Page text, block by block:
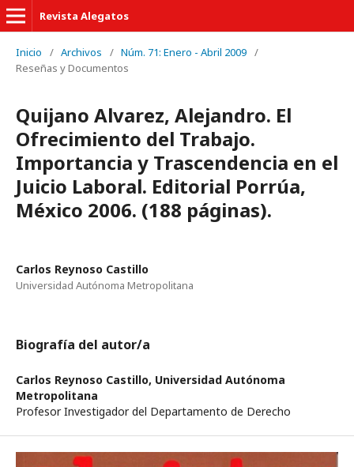
Revista Alegatos
Inicio / Archivos / Núm. 71: Enero - Abril 2009 /
Reseñas y Documentos
Quijano Alvarez, Alejandro. El
Ofrecimiento del Trabajo.
Importancia y Trascendencia en el
Juicio Laboral. Editorial Porrúa,
México 2006. (188 páginas).
Carlos Reynoso Castillo
Universidad Autónoma Metropolitana
Biografía del autor/a
Carlos Reynoso Castillo, Universidad Autónoma
Metropolitana
Profesor Investigador del Departamento de Derecho